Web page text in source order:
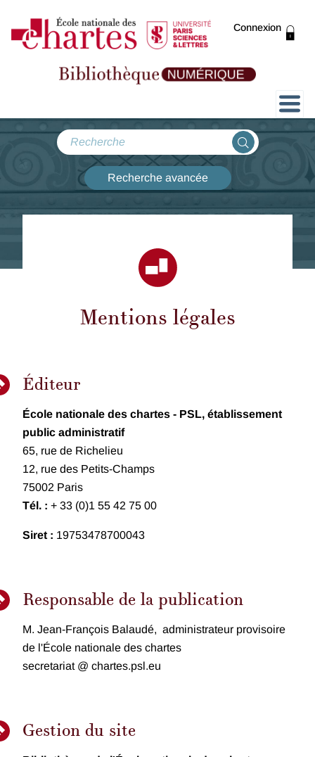
Connexion
Présentation
Expositions
Recherche avancée
Mentions légales
Éditeur
École nationale des chartes - PSL, établissement
public administratif
65, rue de Richelieu
12, rue des Petits-Champs
75002 Paris
Tél. : + 33 (0)1 55 42 75 00
Siret : 19753478700043
Responsable de la publication
M. Jean-François Balaudé, administrateur provisoire
de l'École nationale des chartes
secretariat @ chartes.psl.eu
Gestion du site